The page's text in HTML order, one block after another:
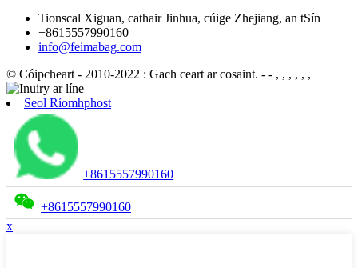
Tionscal Xiguan, cathair Jinhua, cúige Zhejiang, an tSín
+8615557990160
info@feimabag.com
© Cóipcheart - 2010-2022 : Gach ceart ar cosaint. - - , , , , , ,
Seol Ríomhphost
+8615557990160
+8615557990160
x